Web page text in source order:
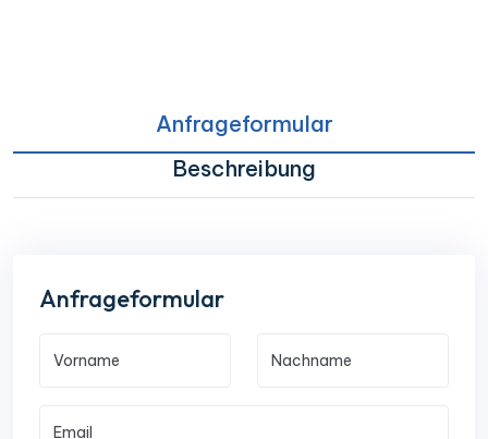
Anfrageformular
Beschreibung
Anfrageformular